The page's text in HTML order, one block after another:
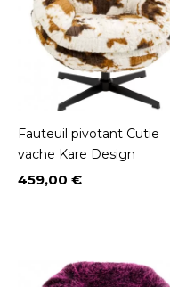
Fauteuil pivotant Cutie
vache Kare Design
Prix
459,00 €